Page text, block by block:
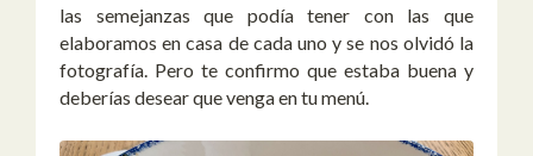
las semejanzas que podía tener con las que
elaboramos en casa de cada uno y se nos olvidó la
fotografía. Pero te confirmo que estaba buena y
deberías desear que venga en tu menú.